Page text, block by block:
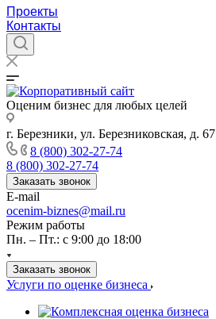
Проекты
Контакты
Оценим бизнес для любых целей
г. Березники, ул. Березниковская, д. 67
8 (800) 302-27-74
8 (800) 302-27-74
Заказать звонок
E-mail
ocenim-biznes@mail.ru
Режим работы
Пн. – Пт.: с 9:00 до 18:00
Заказать звонок
Услуги по оценке бизнеса